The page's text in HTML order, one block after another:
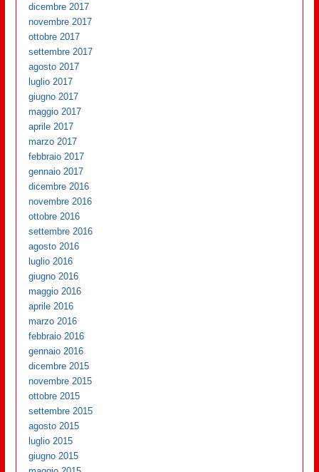
dicembre 2017
novembre 2017
ottobre 2017
settembre 2017
agosto 2017
luglio 2017
giugno 2017
maggio 2017
aprile 2017
marzo 2017
febbraio 2017
gennaio 2017
dicembre 2016
novembre 2016
ottobre 2016
settembre 2016
agosto 2016
luglio 2016
giugno 2016
maggio 2016
aprile 2016
marzo 2016
febbraio 2016
gennaio 2016
dicembre 2015
novembre 2015
ottobre 2015
settembre 2015
agosto 2015
luglio 2015
giugno 2015